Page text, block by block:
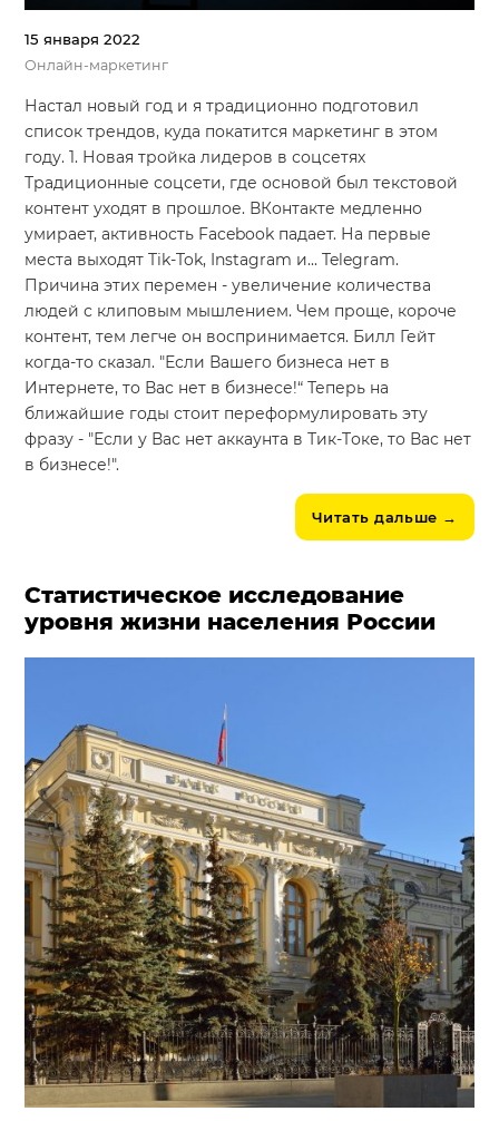
15 января 2022
Онлайн-маркетинг
Настал новый год и я традиционно подготовил
список трендов, куда покатится маркетинг в этом
году. 1. Новая тройка лидеров в соцсетях
Традиционные соцсети, где основой был текстовой
контент уходят в прошлое. ВКонтакте медленно
умирает, активность Facebook падает. На первые
места выходят Tik-Tok, Instagram и... Telegram.
Причина этих перемен - увеличение количества
людей с клиповым мышлением. Чем проще, короче
контент, тем легче он воспринимается. Билл Гейт
когда-то сказал. "Если Вашего бизнеса нет в
Интернете, то Вас нет в бизнесе!“ Теперь на
ближайшие годы стоит переформулировать эту
фразу - "Если у Вас нет аккаунта в Тик-Tоке, то Вас нет
в бизнесе!".
Читать дальше →
Статистическое исследование
уровня жизни населения России